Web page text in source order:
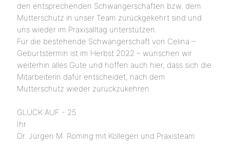
den entsprechenden Schwangerschaften bzw. dem
Mutterschutz in unser Team zurückgekehrt sind und
uns wieder im Praxisalltag unterstützen.
Für die bestehende Schwangerschaft von Celina –
Geburtstermin ist im Herbst 2022 – wünschen wir
weiterhin alles Gute und hoffen auch hier, dass sich die
Mitarbeiterin dafür entscheidet, nach dem
Mutterschutz wieder zurückzukehren.
GLÜCK AUF - 25
Ihr
Dr. Jürgen M. Roming mit Kollegen und Praxisteam